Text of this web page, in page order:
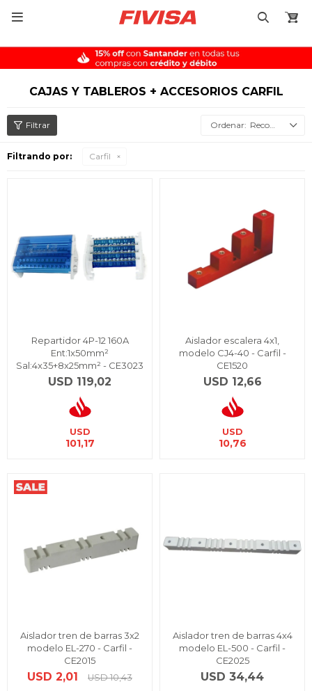

CAJAS Y TABLEROS + ACCESORIOS CARFIL
Recomendados
Filtrando por: Carfil
Repartidor 4P-12 160A
Ent:1x50mm²
Sal:4x35+8x25mm² - CE3023
USD 119,02
USD
101,17
Aislador escalera 4x1,
modelo CJ4-40 - Carfil -
CE1520
USD 12,66
USD
10,76
Aislador tren de barras 3x2
modelo EL-270 - Carfil -
CE2015
USD 2,01 USD 10,43
Aislador tren de barras 4x4
modelo EL-500 - Carfil -
CE2025
USD 34,44